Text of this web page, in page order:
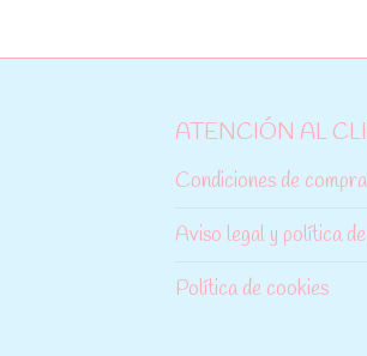
ATENCIÓN AL
Condiciones de compra
Aviso legal y política
Política de cookies